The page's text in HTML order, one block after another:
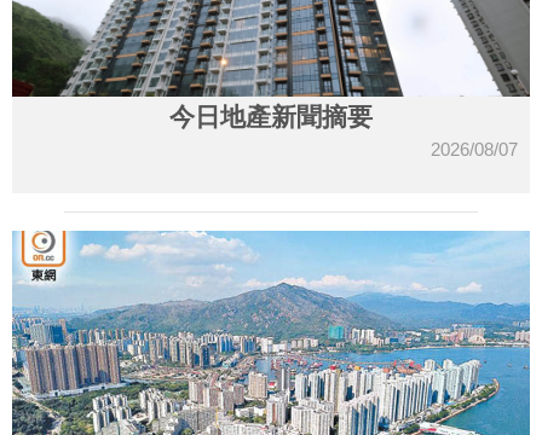
今日地產新聞摘要
2026/08/07